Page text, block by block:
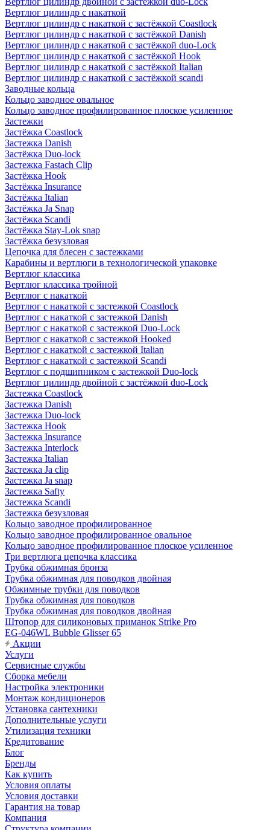
Вертлюг цилиндр с накаткой
Вертлюг цилиндр с накаткой с застёжкой Coastlock
Вертлюг цилиндр с накаткой с застёжкой Danish
Вертлюг цилиндр с накаткой с застёжкой duo-Lock
Вертлюг цилиндр с накаткой с застёжкой Hook
Вертлюг цилиндр с накаткой с застёжкой Italian
Вертлюг цилиндр с накаткой с застёжкой scandi
Заводные кольца
Кольцо заводное овальное
Кольцо заводное профилированное плоское усиленное
Застежки
Застёжка Coastlock
Застежка Danish
Застёжка Duo-lock
Застежка Fastach Clip
Застёжка Hook
Застёжка Insurance
Застёжка Italian
Застёжка Ja Snap
Застёжка Scandi
Застёжка Stay-Lok snap
Застёжка безузловая
Цепочка для блесен с застежками
Карабины и вертлюги в технологической упаковке
Вертлюг классика
Вертлюг классика тройной
Вертлюг с накаткой
Вертлюг с накаткой с застежкой Coastlock
Вертлюг с накаткой с застежкой Danish
Вертлюг с накаткой с застежкой Duo-Lock
Вертлюг с накаткой с застежкой Hooked
Вертлюг с накаткой с застежкой Italian
Вертлюг с накаткой с застежкой Scandi
Вертлюг с подшипником с застежкой Duo-lock
Вертлюг цилиндр двойной с застёжкой duo-Lock
Застежка Coastlock
Застежка Danish
Застежка Duo-lock
Застежка Hook
Застежка Insurance
Застежка Interlock
Застежка Italian
Застежка Ja clip
Застежка Ja snap
Застежка Safty
Застежка Scandi
Застежка безузловая
Кольцо заводное профилированное
Кольцо заводное профилированное овальное
Кольцо заводное профилированное плоское усиленное
Три вертлюга цепочка классика
Трубка обжимная бронза
Трубка обжимная для поводков двойная
Обжимные трубки для поводков
Трубка обжимная для поводков
Трубка обжимная для поводков двойная
Штопор для силиконовых приманок Strike Pro
EG-046WL Bubble Glisser 65
Акции
Услуги
Сервисные службы
Сборка мебели
Настройка электроники
Монтаж кондиционеров
Установка сантехники
Дополнительные услуги
Утилизация техники
Кредитование
Блог
Бренды
Как купить
Условия оплаты
Условия доставки
Гарантия на товар
Компания